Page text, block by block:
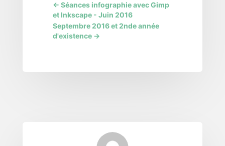
← Séances infographie avec Gimp
et Inkscape - Juin 2016
Septembre 2016 et 2nde année
d'existence→